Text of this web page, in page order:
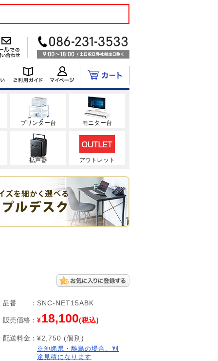
プリンター台 モニター台
拡声器 アウトレット
品番 ： SNC-NET15ABK
販売価格 ： ¥18,100(税込)
配送料金 ： ¥2,750 (個別)
※沖縄県・離島の場合、別
途見積になります